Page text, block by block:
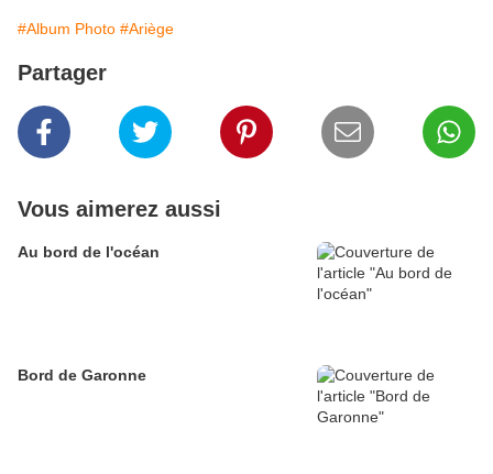
#Album Photo #Ariège
Partager
Vous aimerez aussi
Au bord de l'océan
Bord de Garonne